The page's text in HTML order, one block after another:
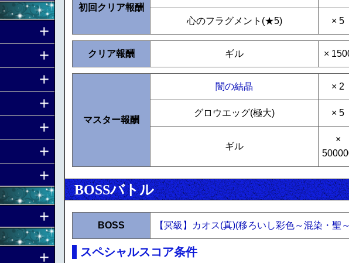
初回クリア報酬
心のフラグメント(★5) × 5
クリア報酬 ギル ×
マスター報酬
闇の結晶 × 2
グロウエッグ(極大) × 5
ギル
×
BOSSバトル
BOSS 【冥級】カオス(真)(移ろいし彩色～混染・聖
スペシャルスコア条件